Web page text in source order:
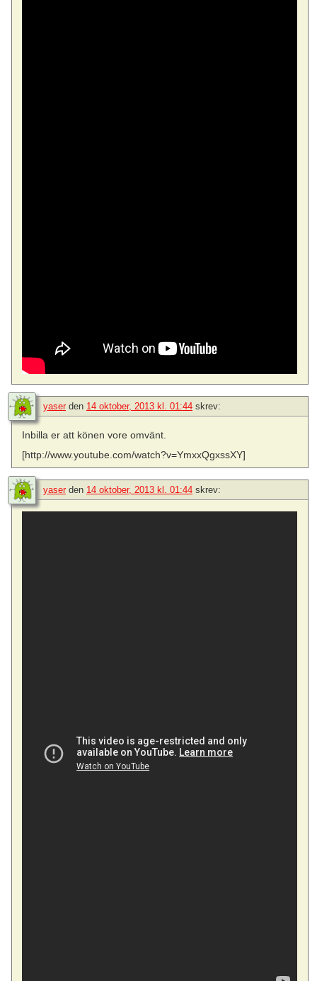
yaser den 14 oktober, 2013 kl. 01:44 skrev:
Inbilla er att könen vore omvänt.
[http://www.youtube.com/watch?v=YmxxQgxssXY]
yaser den 14 oktober, 2013 kl. 01:44 skrev: